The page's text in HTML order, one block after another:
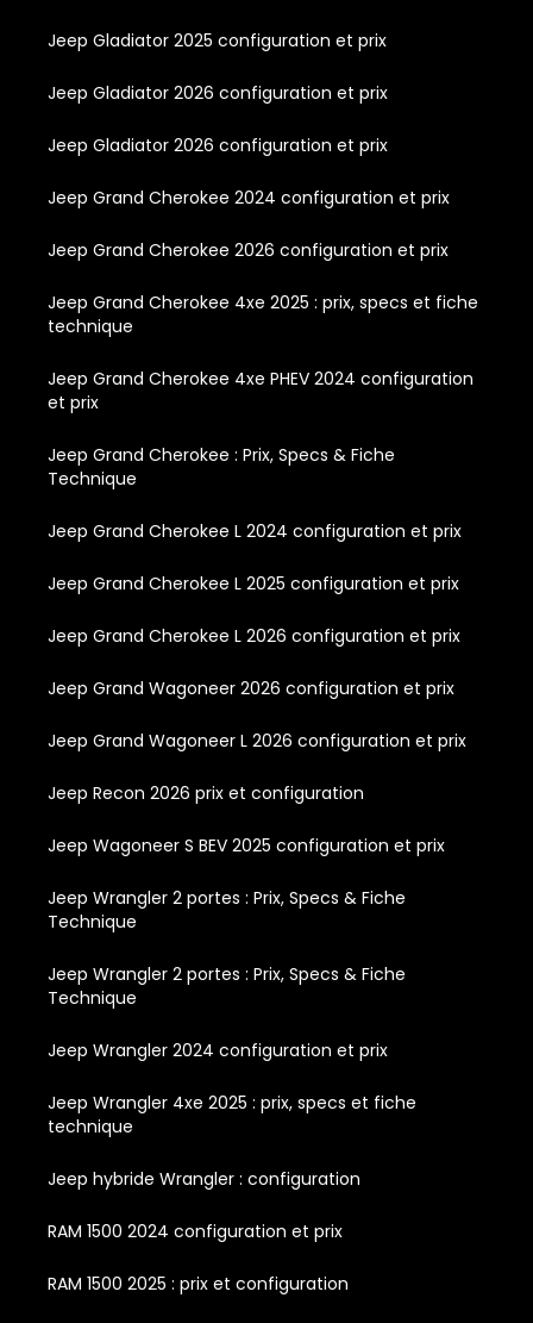
Jeep Gladiator 2025 configuration et prix
Jeep Gladiator 2026 configuration et prix
Jeep Gladiator 2026 configuration et prix
Jeep Grand Cherokee 2024 configuration et prix
Jeep Grand Cherokee 2026 configuration et prix
Jeep Grand Cherokee 4xe 2025 : prix, specs et fiche
technique
Jeep Grand Cherokee 4xe PHEV 2024 configuration
et prix
Jeep Grand Cherokee : Prix, Specs & Fiche
Technique
Jeep Grand Cherokee L 2024 configuration et prix
Jeep Grand Cherokee L 2025 configuration et prix
Jeep Grand Cherokee L 2026 configuration et prix
Jeep Grand Wagoneer 2026 configuration et prix
Jeep Grand Wagoneer L 2026 configuration et prix
Jeep Recon 2026 prix et configuration
Jeep Wagoneer S BEV 2025 configuration et prix
Jeep Wrangler 2 portes : Prix, Specs & Fiche
Technique
Jeep Wrangler 2 portes : Prix, Specs & Fiche
Technique
Jeep Wrangler 2024 configuration et prix
Jeep Wrangler 4xe 2025 : prix, specs et fiche
technique
Jeep hybride Wrangler : configuration
RAM 1500 2024 configuration et prix
RAM 1500 2025 : prix et configuration